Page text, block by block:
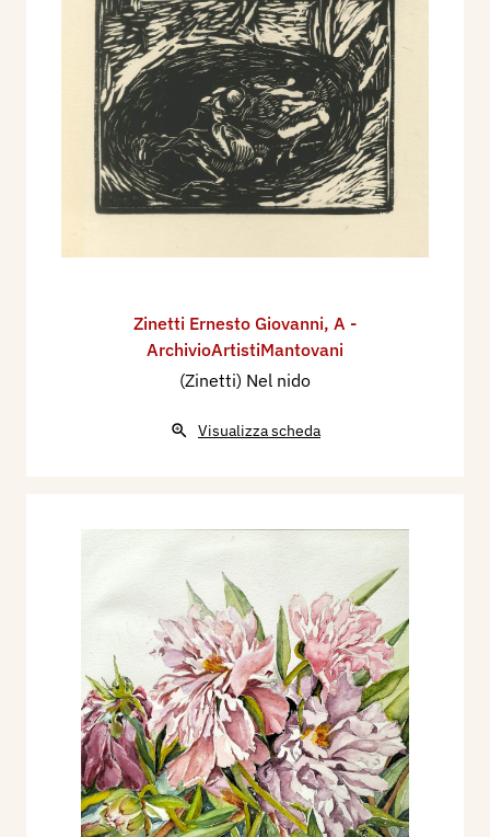
Zinetti Ernesto Giovanni, A -
ArchivioArtistiMantovani
(Zinetti) Nel nido
Visualizza scheda